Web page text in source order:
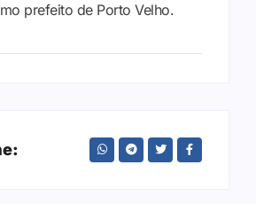
prefeito de Porto Velho.